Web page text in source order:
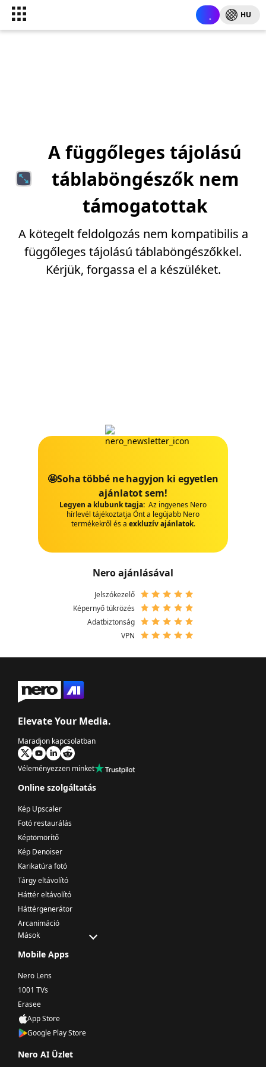
HU
A függőleges tájolású
táblaböngészők nem
támogatottak
A kötegelt feldolgozás nem kompatibilis a
függőleges tájolású táblaböngészőkkel.
Kérjük, forgassa el a készüléket.
🤩Soha többé ne hagyjon ki egyetlen
ajánlatot sem!
Legyen a klubunk tagja: Az ingyenes Nero
hírlevél tájékoztatja Önt a legújabb Nero
termékekről és a exkluzív ajánlatok.
Nero ajánlásával
Jelszókezelő
Képernyő tükrözés
Adatbiztonság
VPN
Elevate Your Media.
Maradjon kapcsolatban
Véleményezzen minket
Online szolgáltatás
Kép Upscaler
Fotó restaurálás
Képtömörítő
Kép Denoiser
Karikatúra fotó
Tárgy eltávolító
Háttér eltávolító
Háttérgenerátor
Arcanimáció
Mások
Mobile Apps
Nero Lens
1001 TVs
Erasee
App Store
Google Play Store
Nero AI Üzlet